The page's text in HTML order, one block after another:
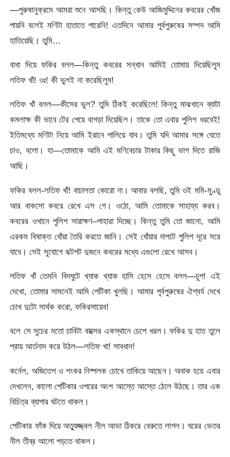
—পুরুষানুক্রমে আমরা শুনে আসছি। কিন্তু কেউ আজিমুদ্দিনের কবরের খোঁজ
পায়নি বলেই মণিটা হাতাতে পারেনি! এতদিনে আমার পূর্বপুরুষের সম্পদ আমি
হাতিয়েছি। তুমি…
বাধা দিয়ে ফকির বলল—কিন্তু কবরের সন্ধান আমিই তোমায় দিয়েছিলুম
লতিফ খাঁ! ওঃ! কী ভুলই না করেছিলুম!
লতিফ খাঁ বলল—কীসের ভুল? তুমি ঠিকই করেছিলে! কিন্তু মাঝখানে ব্যাটা
কমলাক্ষ কী ভাবে টের পেয়ে বাগড়া দিয়েছিল। তাকে তো এবার পুলিশ ধরবেই!
ইতিমধ্যে মণিটা নিয়ে আমি ইরানে পালিয়ে যাব। তুমি যদি আমার সঙ্গে যেতে
চাও, বলো। হা—তোমাকে আমি এই মণিবেচার টাকার কিছু ভাগ দিতে রাজি
আছি।
ফকির বলল-লতিফ খাঁ! বাচালতা কোরো না। আবার বলছি, তুমি ওই মমি-মুণ্ডু
আর বাকসো কবরে রেখে এস গে। ওঠো, আমি তোমাকে সাহায্য করব।
কবরের ওখানে পুলিশ সারাক্ষণ–পাহারা দিচ্ছে। কিন্তু তুমি তো জানো, আমি
এরকম বিষাক্ত ধোঁয়া তৈরি করতে জানি। সেই ধোঁয়ার দাপটে পুলিশ দূরে সরে
যাবে। সেই সুযোগে ঝটপট দুজনে কবরের মধ্যে এগুলো রেখে আসব।
লতিফ খাঁ তেমনি বিদঘুটে খ্যাক খ্যাক হাসি হেসে হেসে বলল—চুপ! এই
দেখো, তোমার সামনেই আমি পেটিকা খুলছি। আমার পূর্বপুরুষের ঐশ্বর্য দেখে
চোখ দুটো সার্থক করো, ফকিরসায়েব!
বলে সে সুচের মতো চাবিটা বাক্সের একস্থানে চেপে ধরল। ফকির দু হাত তুলে
প্রায় আর্তনাদ করে উঠল—লতিফ খা! সাবধান!
কর্নেল, অজিতেশ ও শংকর নিষ্পলক চোখে তাকিয়ে আছেন। অবাক হয়ে এবার
দেখলেন, কালো পেটিকার ওপরের অংশ আস্তে আস্তে ঠেলে উঠছে। তার এক
বিচিত্র ব্যাপার ঘটতে থাকল।
পেটিকার ফাঁক দিয়ে অত্যুজ্জ্বল নীল আভা ঠিকরে বেরুতে লাগল। ঘরের ভেতর
নীল তীব্র আলো পড়তে থাকল।